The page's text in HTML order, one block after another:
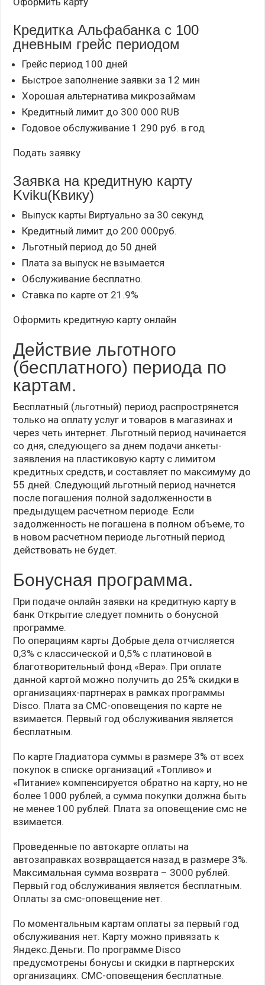
Кредитка Альфабанка с 100
дневным грейс периодом
Грейс период 100 дней
Быстрое заполнение заявки за 12 мин
Хорошая альтернатива микрозаймам
Кредитный лимит до 300 000 RUB
Годовое обслуживание 1 290 руб. в год
Подать заявку
Заявка на кредитную карту
Kviku(Квику)
Выпуск карты Виртуально за 30 секунд
Кредитный лимит до 200 000руб.
Льготный период до 50 дней
Плата за выпуск не взымается
Обслуживание бесплатно.
Ставка по карте от 21.9%
Оформить кредитную карту онлайн
Действие льготного
(бесплатного) периода по
картам.
Бесплатный (льготный) период распрострянется
только на оплату услуг и товаров в магазинах и
через четь интернет. Льготный период начинается
со дня, следующего за днем подачи анкеты-
заявления на пластиковую карту с лимитом
кредитных средств, и составляет по максимуму до
55 дней. Следующий льготный период начнется
после погашения полной задолженности в
предыдущем расчетном периоде. Если
задолженность не погашена в полном объеме, то
в новом расчетном периоде льготный период
действовать не будет.
Бонусная программа.
При подаче онлайн заявки на кредитную карту в
банк Открытие следует помнить о бонусной
программе.
По операциям карты Добрые дела отчисляется
0,3% с классической и 0,5% с платиновой в
благотворительный фонд «Вера». При оплате
данной картой можно получить до 25% скидки в
организациях-партнерах в рамках программы
Disco. Плата за СМC-оповещения по карте не
взимается. Первый год обслуживания является
бесплатным.
По карте Гладиатора суммы в размере 3% от всех
покупок в списке организаций «Топливо» и
«Питание» компенсируется обратно на карту, но не
более 1000 рублей, а сумма покупки должна быть
не менее 100 рублей. Плата за оповещение смс не
взимается.
Проведенные по автокарте оплаты на
автозаправках возвращается назад в размере 3%.
Максимальная сумма возврата – 3000 рублей.
Первый год обслуживания является бесплатным.
Оплаты за смс-оповещение нет.
По моментальным картам оплаты за первый год
обслуживания нет. Карту можно привязать к
Яндекс.Деньги. По программе Disco
предусмотрены бонусы и скидки в партнерских
организациях. СМС-оповещения бесплатные.